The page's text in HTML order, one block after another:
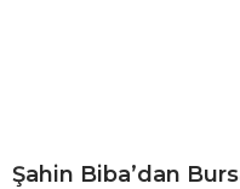
Şahin Biba’dan